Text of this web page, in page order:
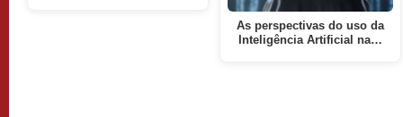
As perspectivas do uso da
Inteligência Artificial na…